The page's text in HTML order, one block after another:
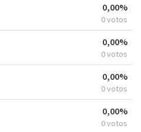
0,00%
0 votos
0,00%
0 votos
0,00%
0 votos
0,00%
0 votos